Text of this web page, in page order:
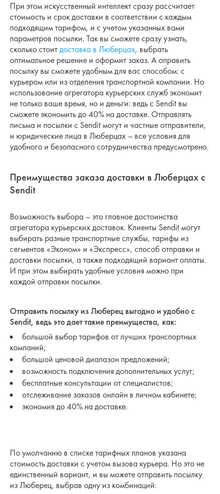
При этом искусственный интеллект сразу рассчитает
стоимость и срок доставки в соответствии с каждым
подходящим тарифом, и с учетом указанных вами
параметров посылки. Так вы сможете сразу узнать,
сколько стоитдоставка в Люберцах, выбрать
оптимальное решение и оформит заказ. А оправить
посылку вы сможете удобным для вас способом: с
курьером или из отделения транспортной компании. Но
использование агрегатора курьерских служб экономит
не только ваше время, но и деньги: ведь с Sendit вы
сможете экономить до 40% на доставке. Отправлять
письма и посылки с Sendit могут и частные отправители,
и юридические лица в Люберцах – все условия для
удобного и безопасного сотрудничества предусмотрено.
Преимущества заказа доставки в Люберцах с
Sendit
Возможность выбора – это главное достоинства
агрегатора курьерских доставок. Клиенты Sendit могут
выбирать разные транспортные службы, тарифы из
сегментов «Эконом» и «Экспресс», способ отправки и
доставки посылки, а также подходящий вариант оплаты.
И при этом выбирать удобные условия можно при
каждой отправки посылки.
Отправить посылку из Люберец выгодно и удобно c
Sendit, ведь это дает такие преимущества, как:
большой выбор тарифов от лучших транспортных
компаний;
большой ценовой диапазон предложений;
возможность подключения дополнительных услуг;
бесплатные консультации от специалистов;
отслеживание заказов онлайн в личном кабинете;
экономия до 40% на доставке.
По умолчанию в списке тарифных планов указана
стоимость доставки с учетом вызова курьера. Но это не
единственный вариант, и вы можете отправить посылку
из Люберец, выбрав одну из комбинаций: